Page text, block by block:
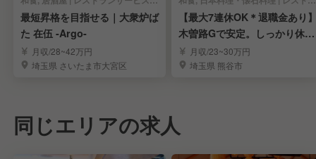
最短昇格を目指せる｜大衆炉ば
た 在伍 -Argo-
月収/28~42万円
埼玉県 さいたま市大宮区
【最大7連休OK＊退職金あり
木曽路Gで安定。しっかり休め
て稼げる環境
月収/23~30万円
埼玉県 熊谷市
同じエリアの求人